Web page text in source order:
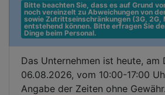
Bitte beachten Sie, dass es auf Grund
noch vereinzelt zu Abweichungen von
sowie Zutrittseinschränkungen (3G, 2G,
entstehend können. Bitte erfragen Sie
Dinge beim Personal.
Das Unternehmen ist heute, am
06.08.2026, vom 10:00-17:00
Angabe der Zeiten ohne Gewähr.